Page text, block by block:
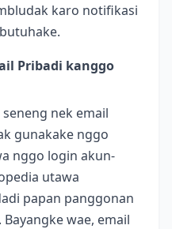
karo notifikasi
Pribadi kanggo
nek email
gunakake nggo
nggo login akun-
utawa
papan panggonan
wae, email